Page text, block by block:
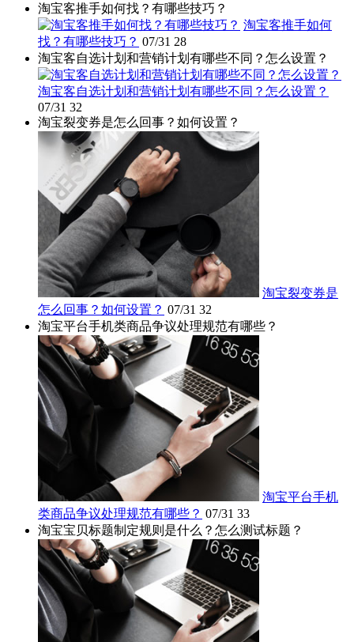
淘宝客推手如何找？有哪些技巧？
淘宝客推手如何
找？有哪些技巧？ 07/31 28
淘宝客自选计划和营销计划有哪些不同？怎么设置？
淘宝客自选计划和营销计划有哪些不同？怎么设置？
07/31 32
淘宝裂变券是怎么回事？如何设置？
淘宝裂变券是
怎么回事？如何设置？ 07/31 32
淘宝平台手机类商品争议处理规范有哪些？
淘宝平台手机
类商品争议处理规范有哪些？ 07/31 33
淘宝宝贝标题制定规则是什么？怎么测试标题？